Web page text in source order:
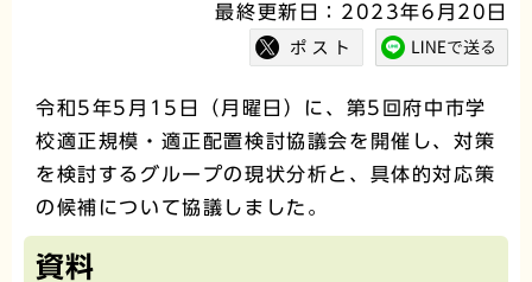
最終更新日：2023年6月20日
令和5年5月15日（月曜日）に、第5回府中市学
校適正規模・適正配置検討協議会を開催し、対策
を検討するグループの現状分析と、具体的対応策
の候補について協議しました。
資料